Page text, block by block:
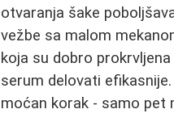
otvaranja šake
vežbe sa malom
koja su dobro
serum delovati
moćan korak - samo pet